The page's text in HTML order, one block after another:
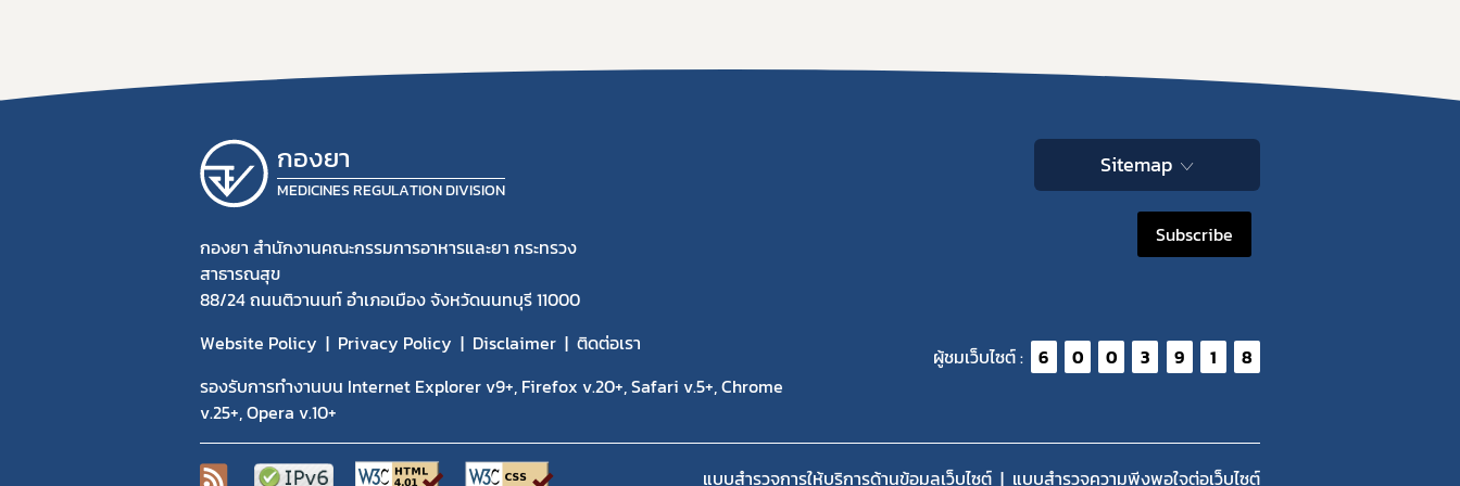
กองยา
MEDICINES REGULATION DIVISION
กองยา สำนักงานคณะกรรมการอาหารและยา กระทรวง
สาธารณสุข
88/24 ถนนติวานนท์ อำเภอเมือง จังหวัดนนทบุรี 11000
Website Policy
Privacy Policy Disclaimer
ติดต่อเรา
รองรับการทำงานบน Internet Explorer v9+, Firefox v.20+, Safari v.5+, Chrome
v.25+, Opera v.10+
Sitemap
Subscribe
ผู้ชมเว็บไซต์ : 6 0 0 3 9 1 8
แบบสำรวจการให้บริการด้านข้อมูลเว็บไซต์ แบบสำรวจความพีงพอใจต่อเว็บไซต์